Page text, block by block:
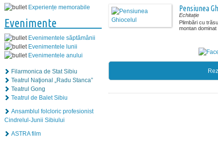
Experiențe memorabile
Evenimente
Evenimentele săptămânii
Evenimentele lunii
Evenimentele anului
Filarmonica de Stat Sibiu
Teatrul Naţional „Radu Stanca”
Teatrul Gong
Teatrul de Balet Sibiu
Ansamblul folcloric profesionist
Cindrelul-Junii Sibiului
ASTRA film
Pensiunea
Echitație
Plimbări cu
montan